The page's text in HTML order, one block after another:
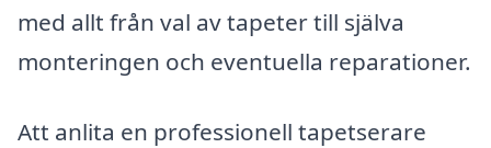
med allt från val av tapeter till själva
monteringen och eventuella reparationer.
Att anlita en professionell tapetserare